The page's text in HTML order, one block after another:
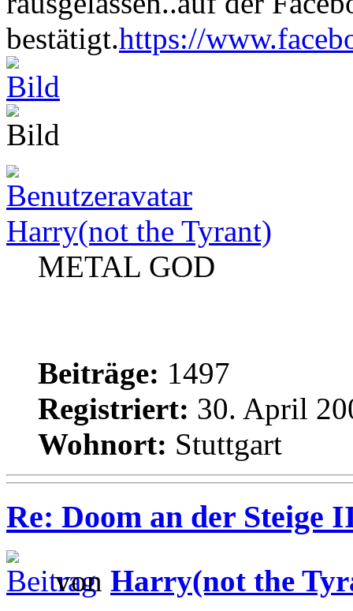
bestätigt.https://
Harry(not the Tyrant)
METAL GOD
Beiträge: 1497
Registriert: 30. April
Wohnort: Stuttgart
Re: Doom an der Steige
von Harry(not the